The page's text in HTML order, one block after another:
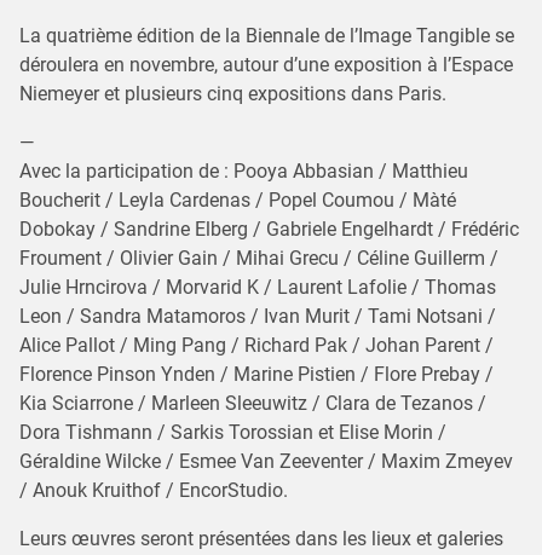
La quatrième édition de la Biennale de l’Image Tangible se
déroulera en novembre, autour d’une exposition à l’Espace
Niemeyer et plusieurs cinq expositions dans Paris.
—
Avec la participation de : Pooya Abbasian / Matthieu
Boucherit / Leyla Cardenas / Popel Coumou / Màté
Dobokay / Sandrine Elberg / Gabriele Engelhardt / Frédéric
Froument / Olivier Gain / Mihai Grecu / Céline Guillerm /
Julie Hrncirova / Morvarid K / Laurent Lafolie / Thomas
Leon / Sandra Matamoros / Ivan Murit / Tami Notsani /
Alice Pallot / Ming Pang / Richard Pak / Johan Parent /
Florence Pinson Ynden / Marine Pistien / Flore Prebay /
Kia Sciarrone / Marleen Sleeuwitz / Clara de Tezanos /
Dora Tishmann / Sarkis Torossian et Elise Morin /
Géraldine Wilcke / Esmee Van Zeeventer / Maxim Zmeyev
/ Anouk Kruithof / EncorStudio.
Leurs œuvres seront présentées dans les lieux et galeries